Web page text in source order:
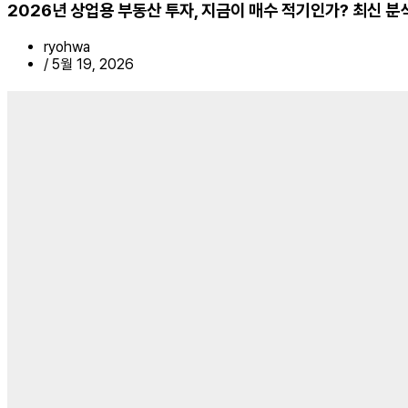
2026년 상업용 부동산 투자, 지금이 매수 적기인가? 최신 분
ryohwa
/ 5월 19, 2026